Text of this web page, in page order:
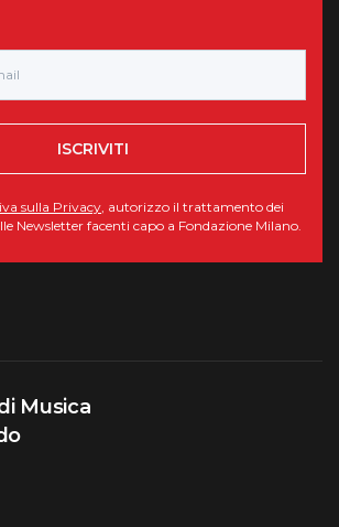
ISCRIVITI
sulla Privacy, autorizzo il trattamento dei
Newsletter facenti capo a Fondazione Milano.
Musica